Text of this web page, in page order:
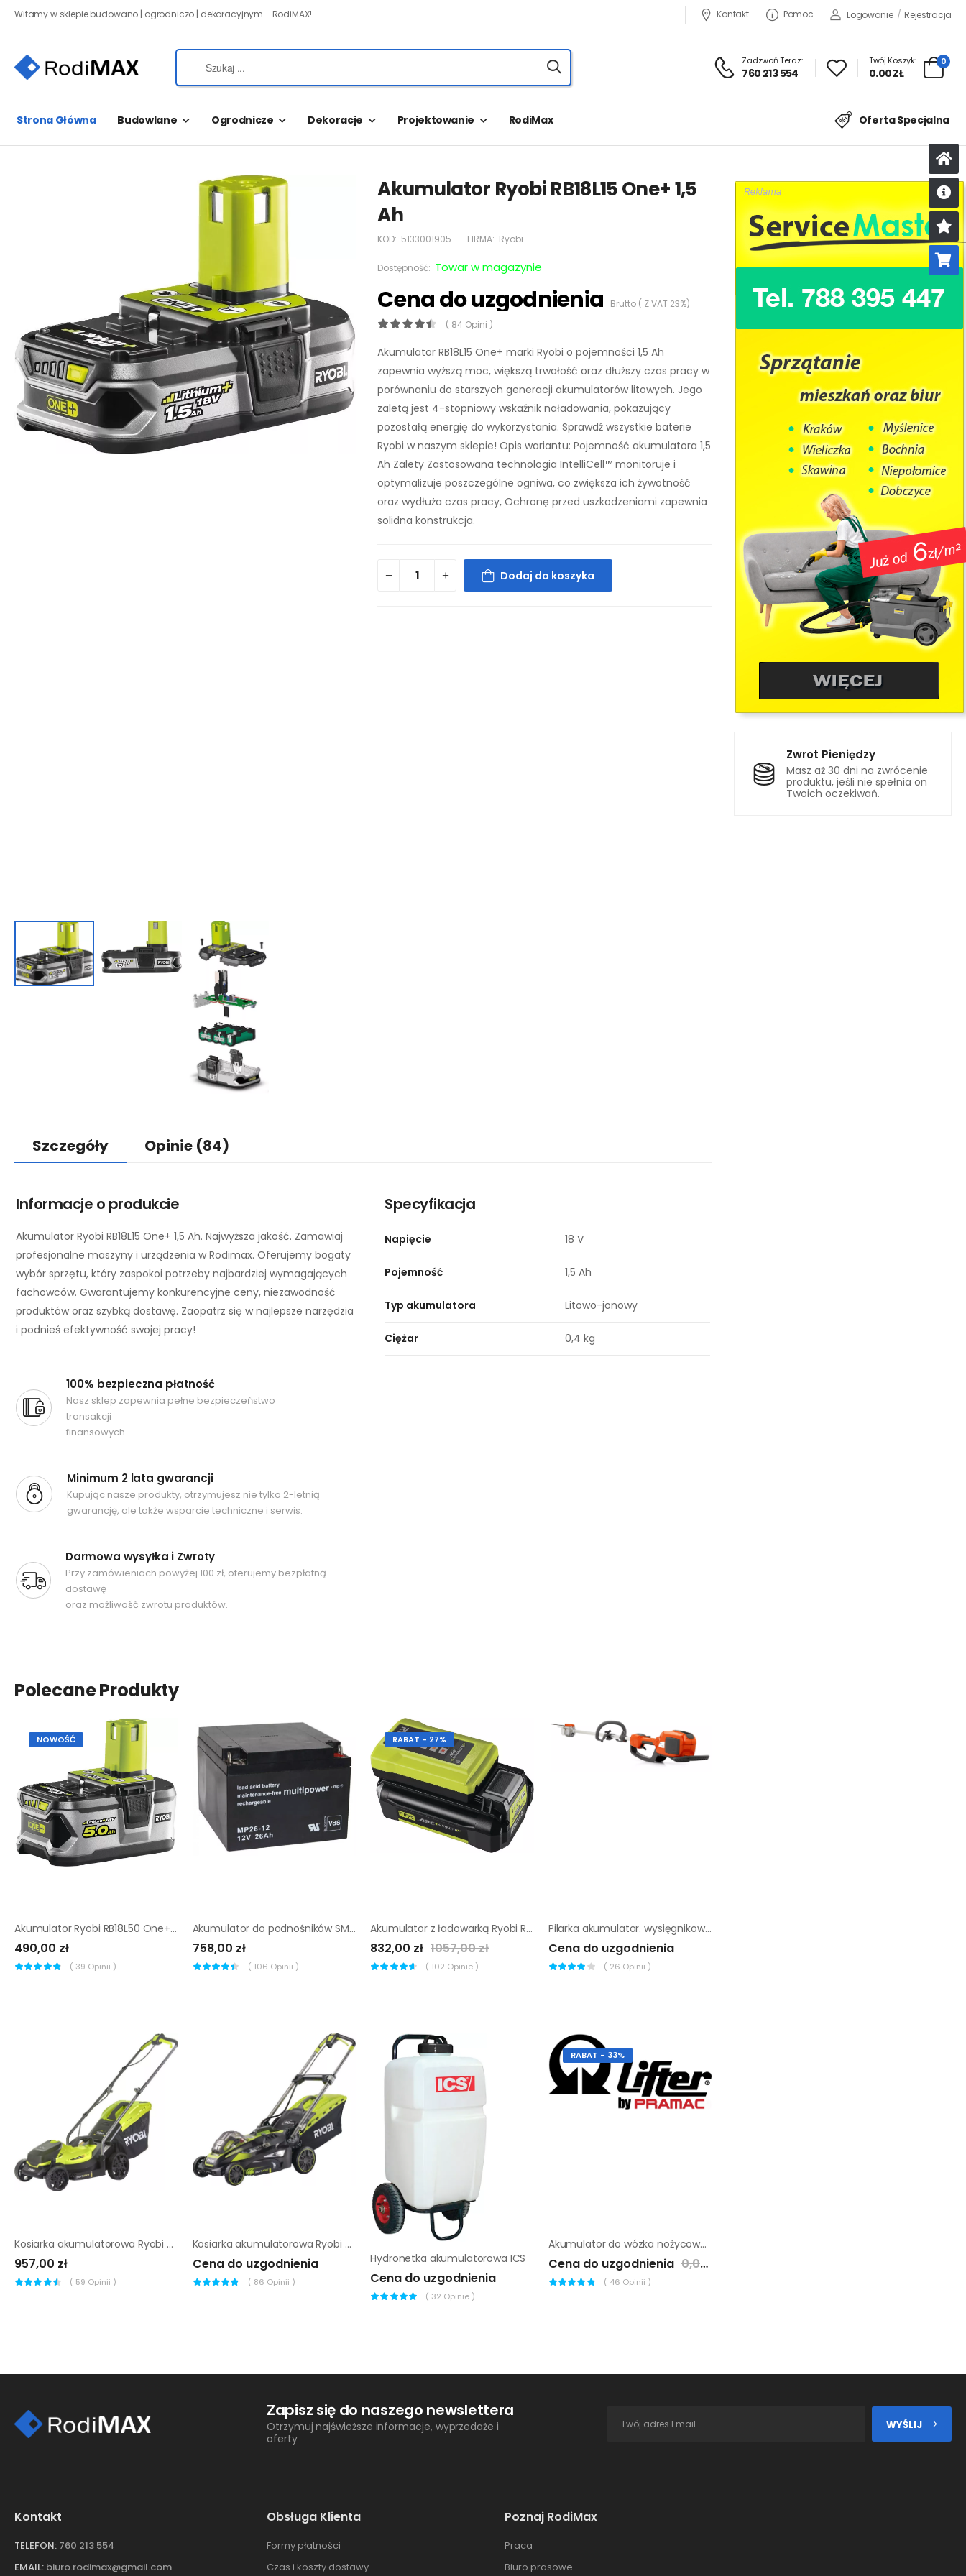
Witamy w sklepie budowano | ogrodniczo | dekoracyjnym - RodiMAX! Kontakt Pomoc Logowanie / Rejestracja
Zadzwoń Teraz:
760 213 554
Twój Koszyk:
0.00 ZŁ
0
Strona Główna Budowlane Ogrodnicze Dekoracje Projektowanie RodiMax Oferta Specjalna
Zwrot Pieniędzy
Masz aż 30 dni na zwrócenie
produktu, jeśli nie spełnia on
Twoich oczekiwań.
Akumulator Ryobi RB18L15 One+ 1,5
Ah
KOD: 5133001905 FIRMA: Ryobi
Dostępność: Towar w magazynie
Cena do uzgodnienia Brutto ( Z VAT 23%)
( 84 Opini )
Akumulator RB18L15 One+ marki Ryobi o pojemności 1,5 Ah
zapewnia wyższą moc, większą trwałość oraz dłuższy czas pracy w
porównaniu do starszych generacji akumulatorów litowych. Jego
zaletą jest 4-stopniowy wskaźnik naładowania, pokazujący
pozostałą energię do wykorzystania. Sprawdź wszystkie baterie
Ryobi w naszym sklepie! Opis wariantu: Pojemność akumulatora 1,5
Ah Zalety Zastosowana technologia IntelliCell™ monitoruje i
optymalizuje poszczególne ogniwa, co zwiększa ich żywotność
oraz wydłuża czas pracy, Ochronę przed uszkodzeniami zapewnia
solidna konstrukcja.
Dodaj do koszyka
Szczegóły Opinie (84)
Informacje o produkcie
Akumulator Ryobi RB18L15 One+ 1,5 Ah. Najwyższa jakość. Zamawiaj
profesjonalne maszyny i urządzenia w Rodimax. Oferujemy bogaty
wybór sprzętu, który zaspokoi potrzeby najbardziej wymagających
fachowców. Gwarantujemy konkurencyjne ceny, niezawodność
produktów oraz szybką dostawę. Zaopatrz się w najlepsze narzędzia
i podnieś efektywność swojej pracy!
100% bezpieczna płatność
Nasz sklep zapewnia pełne bezpieczeństwo
transakcji
finansowych.
Minimum 2 lata gwarancji
Kupując nasze produkty, otrzymujesz nie tylko 2-letnią
gwarancję, ale także wsparcie techniczne i serwis.
Darmowa wysyłka i Zwroty
Przy zamówieniach powyżej 100 zł, oferujemy bezpłatną
dostawę
oraz możliwość zwrotu produktów.
Specyfikacja
Napięcie 18 V
Pojemność 1,5 Ah
Typ akumulatora Litowo-jonowy
Ciężar 0,4 kg
Polecane Produkty
NOWOŚĆ
Akumulator Ryobi RB18L50 One+ 5 Ah |
490,00 zł
( 39 Opinii )
Akumulator do podnośników SM-600 Probst 12V/26Ah
758,00 zł
( 106 Opinii )
RABAT - 27%
Akumulator z ładowarką Ryobi RY36BC17A-140
832,00 zł 1057,00 zł
( 102 Opinie )
Pilarka akumulator. wysięgnikowa Husqvarna 530iPX
Cena do uzgodnienia
( 26 Opinii )
Kosiarka akumulatorowa Ryobi RLM18X33B40 ▷
957,00 zł
( 59 Opinii )
Kosiarka akumulatorowa Ryobi RLM36X41H-50P |
Cena do uzgodnienia
( 86 Opinii )
Hydronetka akumulatorowa ICS
Cena do uzgodnienia
( 32 Opinie )
RABAT - 33%
Akumulator do wózka nożycowego Pramac HX10 E
Cena do uzgodnienia 0,00 zł
( 46 Opinii )
Zapisz się do naszego newslettera
Otrzymuj najświeższe informacje, wyprzedaże i
oferty
WYŚLIJ
Kontakt
TELEFON: 760 213 554
EMAIL: biuro.rodimax@gmail.com
Obsługa Klienta
Formy płatności
Czas i koszty dostawy
Poznaj RodiMax
Praca
Biuro prasowe